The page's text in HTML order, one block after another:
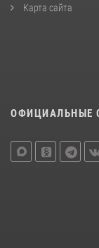
Карта сайта
ОФИЦИАЛЬНЫЕ